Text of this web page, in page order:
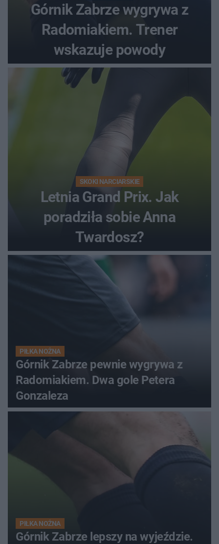
Górnik Zabrze wygrywa z
Radomiakiem. Trener
wskazuje powody
SKOKI NARCIARSKIE
Letnia Grand Prix. Jak
poradziła sobie Anna
Twardosz?
PIŁKA NOŻNA
Górnik Zabrze pewnie wygrywa z
Radomiakiem. Dwa gole Petera
Gonzaleza
PIŁKA NOŻNA
Górnik Zabrze lepszy na wyjeździe.